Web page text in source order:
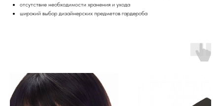
отсутствие необходимости хранения и ухода
широкий выбор дизайнерских предметов гардероба